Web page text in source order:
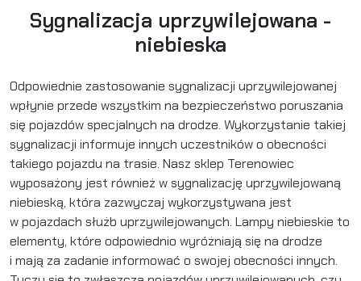
Sygnalizacja uprzywilejowana -
niebieska
Odpowiednie zastosowanie sygnalizacji uprzywilejowanej
wpłynie przede wszystkim na bezpieczeństwo poruszania
się pojazdów specjalnych na drodze. Wykorzystanie takiej
sygnalizacji informuje innych uczestników o obecności
takiego pojazdu na trasie. Nasz sklep Terenowiec
wyposażony jest również w sygnalizację uprzywilejowaną
niebieską, która zazwyczaj wykorzystywana jest
w pojazdach służb uprzywilejowanych. Lampy niebieskie to
elementy, które odpowiednio wyróżniają się na drodze
i mają za zadanie informować o swojej obecności innych.